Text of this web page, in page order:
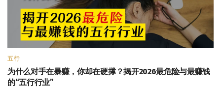
五行
为什么对手在暴赚，你却在硬撑？揭开2026最危险与最赚钱
的“五行行业”